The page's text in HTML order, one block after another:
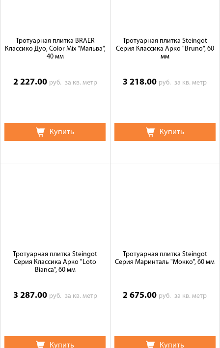
Тротуарная плитка BRAER
Классико Дуо, Color Mix "Мальва",
40 мм
2 227.00 руб. за кв. метр
Купить
Тротуарная плитка Steingot
Серия Классика Арко "Bruno", 60
мм
3 218.00 руб.за кв. метр
Купить
Тротуарная плитка Steingot
Серия Классика Арко "Loto
Bianca", 60 мм
3 287.00 руб. за кв. метр
Купить
Тротуарная плитка Steingot
Серия Маринталь "Мокко", 60 мм
2 675.00 руб.за кв. метр
Купить